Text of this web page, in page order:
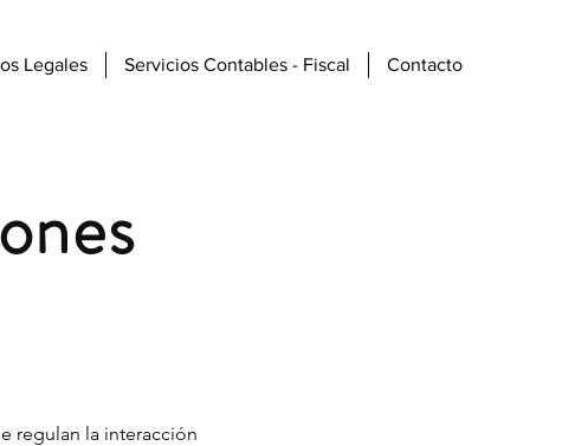
Legales Servicios Contables - Fiscal Contacto
regulan la interacción